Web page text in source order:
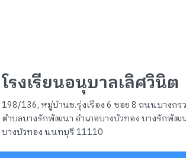
โรงเรียนอนุบาลเลิศวินิต
198/136, หมู่บ้านช.รุ่งเรือง 6 ซอย 8 ถนนบางกร
ตำบลบางรักพัฒนา อำเภอบางบัวทอง บางรักพัฒ
บางบัวทอง นนทบุรี 11110